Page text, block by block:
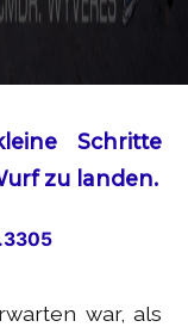
Schritte
zu landen.
war, als